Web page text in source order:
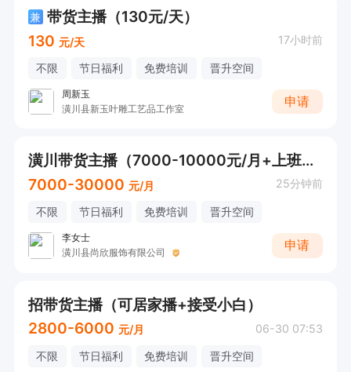
兼 带货主播（130元/天）
130 元/天 17小时前
不限 节日福利 免费培训 晋升空间
周新玉
潢川县新玉叶雕工艺品工作室
申请
潢川带货主播（7000-10000元/月+上班时间短）
7000-30000 元/月 25分钟前
不限 节日福利 免费培训 晋升空间
李女士
潢川县尚欣服饰有限公司
申请
招带货主播（可居家播+接受小白）
2800-6000 元/月 06-30 07:53
不限 节日福利 免费培训 晋升空间